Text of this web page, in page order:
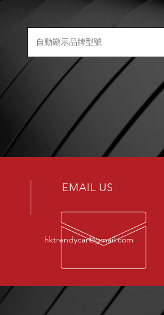
EMAIL US
hktrendycar@gmail.com